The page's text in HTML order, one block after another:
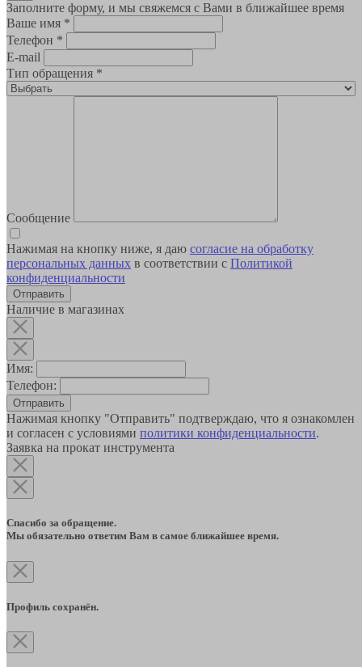
Заполните форму, и мы свяжемся с Вами в ближайшее время
Ваше имя *
Телефон *
E-mail
Тип обращения *
Сообщение
Нажимая на кнопку ниже, я даю согласие на обработку
персональных данных в соответствии с Политикой
конфиденциальности
Наличие в магазинах
Имя:
Телефон:
Отправить
Нажимая кнопку "Отправить" подтверждаю, что я ознакомлен
и согласен с условиями политики конфиденциальности.
Заявка на прокат инструмента
Спасибо за обращение.
Мы обязательно ответим Вам в самое ближайшее время.
Профиль сохранён.